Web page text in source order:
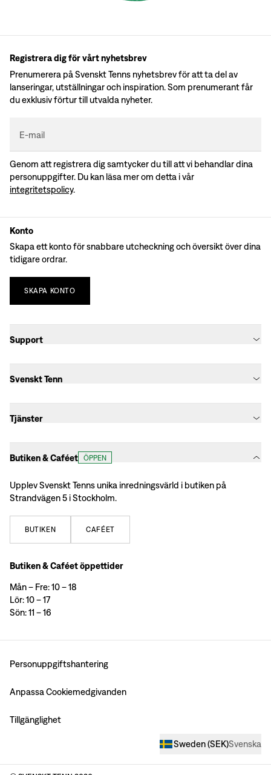
Registrera dig för vårt nyhetsbrev
Prenumerera på Svenskt Tenns nyhetsbrev för att ta del av
lanseringar, utställningar och inspiration. Som prenumerant får
du exklusiv förtur till utvalda nyheter.
E-mail
Genom att registrera dig samtycker du till att vi behandlar dina
personuppgifter. Du kan läsa mer om detta i vår
integritetspolicy.
Konto
Skapa ett konto för snabbare utcheckning och översikt över dina
tidigare ordrar.
SKAPA KONTO
Support
Svenskt Tenn
Tjänster
Butiken & Caféet ÖPPEN
Upplev Svenskt Tenns unika inredningsvärld i butiken på
Strandvägen 5 i Stockholm.
BUTIKEN CAFÉET
Butiken & Caféet öppettider
Mån – Fre: 10 – 18
Lör: 10 – 17
Sön: 11 – 16
Personuppgiftshantering
Anpassa Cookiemedgivanden
Tillgänglighet
Sweden(SEK)Svenska